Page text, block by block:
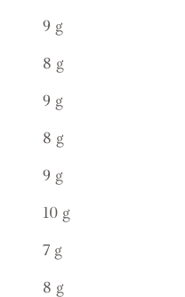
9 g
8 g
9 g
8 g
9 g
10 g
7 g
8 g